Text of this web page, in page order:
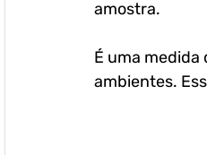
amostra.
É uma
ambientes.